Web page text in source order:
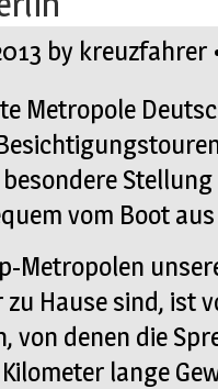
by kreuzfahrer
Metropole
vom Boot
Metropolen
Hause sind, ist
von denen die
lange